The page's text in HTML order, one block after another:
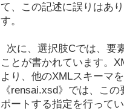
て、この記述に誤りはあ
す。
次に、選択肢Cでは、要
ことが書かれています。
より、他のXMLスキーマ
《rensai.xsd》では、こ
ポートする指定を行って